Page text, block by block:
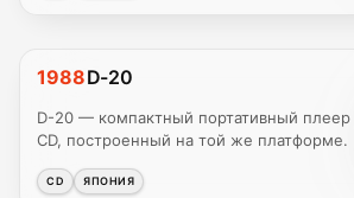
1988D-20
D-20 — компактный портативный плеер
CD, построенный на той же платформе.
CD ЯПОНИЯ